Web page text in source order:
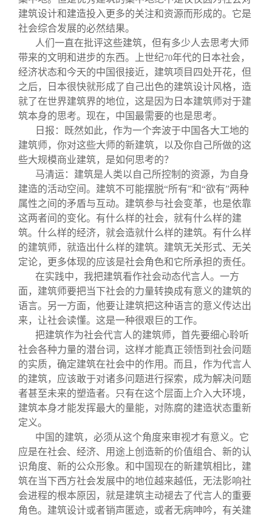
建筑设计和建造投入更多的关注和资源而形成的。它是
社会综合发展的必然结果。
人们一直在批评这些建筑，但有多少人去思考大师
带来的文明和进步的东西。上世纪70年代的日本社会，
经济状态和今天的中国很接近，建筑项目四处开花，但
之后，日本很快就形成了自己出色的建筑设计风格，造
就了在世界建筑界的地位，这是因为日本建筑师对于建
筑本身的思考。现在，中国最需要的也是思考。
日报：既然如此，作为一个奔波于中国各大工地的
建筑师，你对这些大师的新建筑，以及你自己所做的这
些大规模商业建筑，是如何思考的？
马清运：建筑是人类以自己所控制的资源，为自身
建造的活动空间。建筑不可能摆脱“所有”和“欲有”两种
属性之间的矛盾与互动。建筑参与社会变革，也是依靠
这两者间的变化。有什么样的社会，就有什么样的建
筑。什么样的经济，就会造就什么样的建筑。有什么样
的建筑师，就造出什么样的建筑。建筑无关形式、无关
定论，更多体现的应该是社会角色和它所承担的责任。
在实践中，我把建筑看作社会动态代言人。一方
面，建筑师要把当下社会的力量转换成有意义的建筑的
语言。另一方面，他要让建筑把这种语言的意义传达出
来，让社会读懂。这是一种很艰巨的工作。
把建筑作为社会代言人的建筑师，首先要细心聆听
社会各种力量的潜台词，这样才能真正领悟到社会问题
的实质，确定建筑在社会中的作用。而且，作为代言人
的建筑，应该敢于对诸多问题进行探索，成为解决问题
者甚至未来的塑造者。只有在这个层面上介入大环境，
建筑本身才能发挥最大的量能，对陈腐的建造状态重新
定义。
中国的建筑，必须从这个角度来审视才有意义。它
应是在社会、经济、用途上创造新的价值组合、新的认
识角度、新的公众形象。和中国现在的新建筑相比，建
筑在当下西方社会发展中的地位越来越低，无法影响社
会进程的根本原因，就是建筑主动褪去了代言人的重要
角色。建筑设计或者销声匿迹，或者无病呻吟，有关建